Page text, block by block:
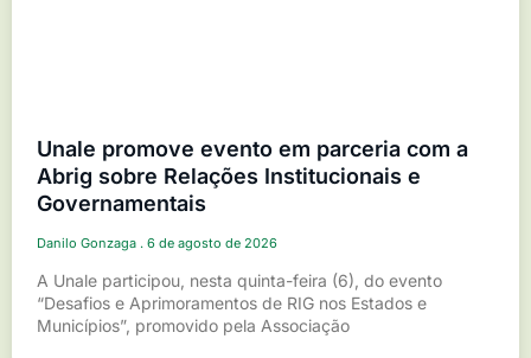
Unale promove evento em parceria com a
Abrig sobre Relações Institucionais e
Governamentais
Danilo Gonzaga 6 de agosto de 2026
A Unale participou, nesta quinta-feira (6), do evento
“Desafios e Aprimoramentos de RIG nos Estados e
Municípios”, promovido pela Associação